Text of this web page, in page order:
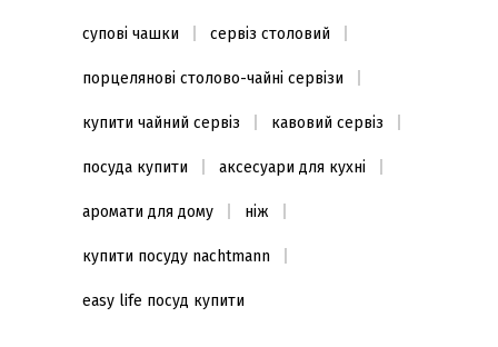
супові чашки сервіз столовий
порцелянові столово-чайні сервізи
купити чайний сервіз кавовий сервіз
посуда купити аксесуари для кухні
аромати для дому ніж
купити посуду nachtmann
easy life посуд купити